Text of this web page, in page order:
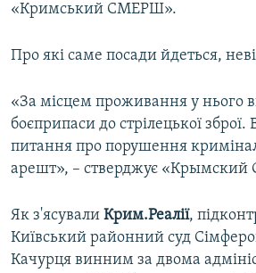
«Кримський СМЕРШ».
Про які саме посади йдеться,
«За місцем проживання у нього
боєприпаси до стрілецької зброї.
питання про порушення
арешт», – стверджує
Як з'ясували Крим.Реалії,
Київський районний суд
Качурця винним за двома